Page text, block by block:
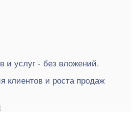
и услуг - без вложений.
клиентов и роста продаж